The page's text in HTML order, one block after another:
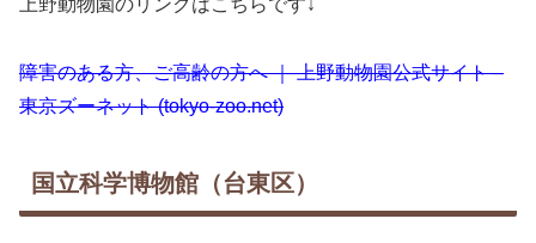
障害のある方、ご高齢の方へ ｜ 上野動物園公式サイト –
東京ズーネット (tokyo-zoo.net)
国立科学博物館（台東区）